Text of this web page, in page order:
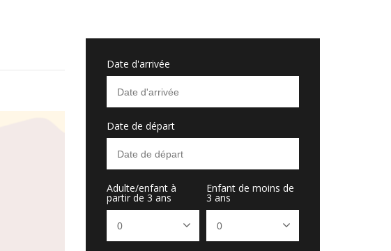
Date d'arrivée
Date de départ
Adulte/enfant à
partir de 3 ans
Enfant de moins de
3 ans